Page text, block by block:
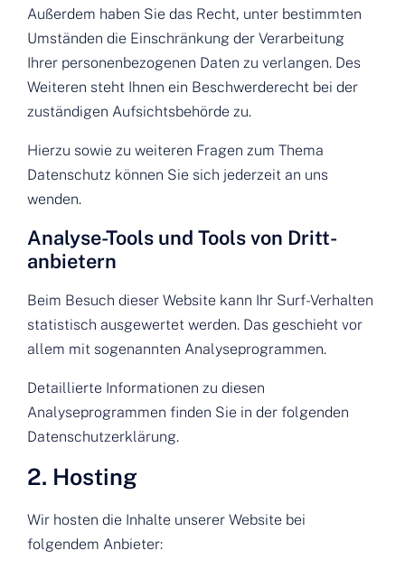
Außerdem haben Sie das Recht, unter bestimmten
Umständen die Einschränkung der Verarbeitung
Ihrer personenbezogenen Daten zu verlangen. Des
Weiteren steht Ihnen ein Beschwerderecht bei der
zuständigen Aufsichtsbehörde zu.
Hierzu sowie zu weiteren Fragen zum Thema
Datenschutz können Sie sich jederzeit an uns
wenden.
Analyse-Tools und Tools von Dritt­
anbietern
Beim Besuch dieser Website kann Ihr Surf-Verhalten
statistisch ausgewertet werden. Das geschieht vor
allem mit sogenannten Analyseprogrammen.
Detaillierte Informationen zu diesen
Analyseprogrammen finden Sie in der folgenden
Datenschutzerklärung.
2. Hosting
Wir hosten die Inhalte unserer Website bei
folgendem Anbieter: